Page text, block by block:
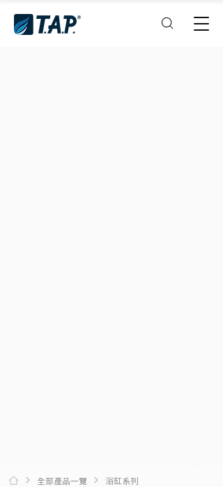
全部產品一覽 浴缸系列